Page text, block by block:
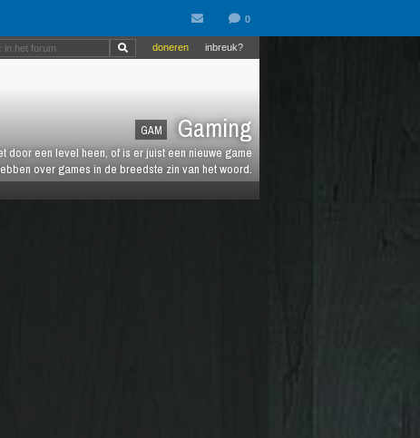
GAM Gaming
door een level heen, of is er juist een nieuwe game
over games in de breedste zin van het woord.
inbreuk?
doneren